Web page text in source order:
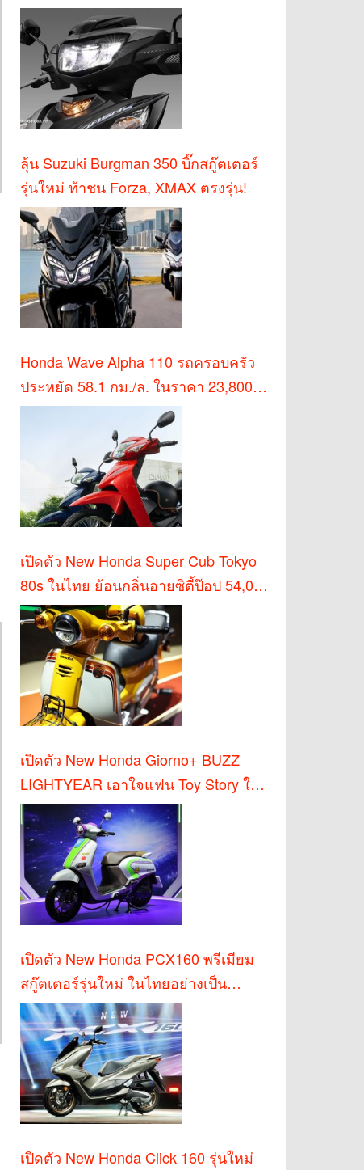
บาท
ลุ้น Suzuki Burgman 350 บิ๊กสกู๊ตเตอร์
รุ่นใหม่ ท้าชน Forza, XMAX ตรงรุ่น!
Honda Wave Alpha 110 รถครอบครัว
ประหยัด 58.1 กม./ล. ในราคา 23,800
บาท
เปิดตัว New Honda Super Cub Tokyo
80s ในไทย ย้อนกลิ่นอายซิตี้ป๊อป 54,000
บาท
เปิดตัว New Honda Giorno+ BUZZ
LIGHTYEAR เอาใจแฟน Toy Story ใน
ไทย!
เปิดตัว New Honda PCX160 พรีเมียม
สกู๊ตเตอร์รุ่นใหม่ ในไทยอย่างเป็น
ทางการ
เปิดตัว New Honda Click 160 รุ่นใหม่